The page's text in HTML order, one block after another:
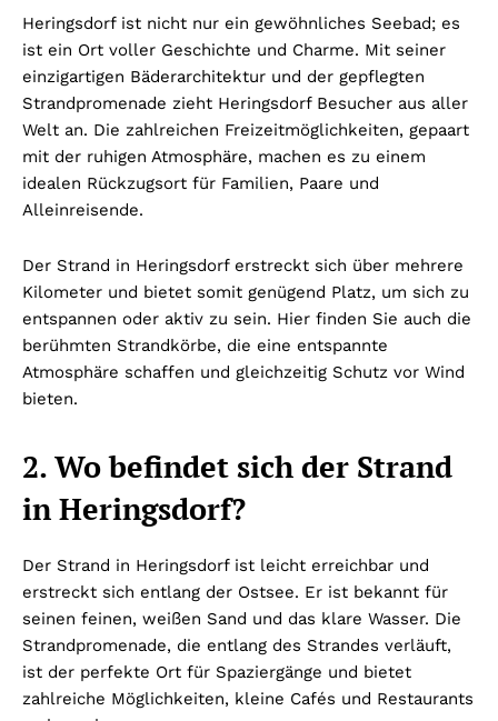
Heringsdorf ist nicht nur ein gewöhnliches Seebad; es
ist ein Ort voller Geschichte und Charme. Mit seiner
einzigartigen Bäderarchitektur und der gepflegten
Strandpromenade zieht Heringsdorf Besucher aus aller
Welt an. Die zahlreichen Freizeitmöglichkeiten, gepaart
mit der ruhigen Atmosphäre, machen es zu einem
idealen Rückzugsort für Familien, Paare und
Alleinreisende.
Der Strand in Heringsdorf erstreckt sich über mehrere
Kilometer und bietet somit genügend Platz, um sich zu
entspannen oder aktiv zu sein. Hier finden Sie auch die
berühmten Strandkörbe, die eine entspannte
Atmosphäre schaffen und gleichzeitig Schutz vor Wind
bieten.
2. Wo befindet sich der Strand
in Heringsdorf?
Der Strand in Heringsdorf ist leicht erreichbar und
erstreckt sich entlang der Ostsee. Er ist bekannt für
seinen feinen, weißen Sand und das klare Wasser. Die
Strandpromenade, die entlang des Strandes verläuft,
ist der perfekte Ort für Spaziergänge und bietet
zahlreiche Möglichkeiten, kleine Cafés und Restaurants